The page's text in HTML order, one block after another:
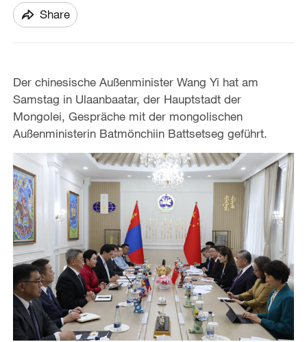
Share
Der chinesische Außenminister Wang Yi hat am
Samstag in Ulaanbaatar, der Hauptstadt der
Mongolei, Gespräche mit der mongolischen
Außenministerin Batmönchiin Battsetseg geführt.